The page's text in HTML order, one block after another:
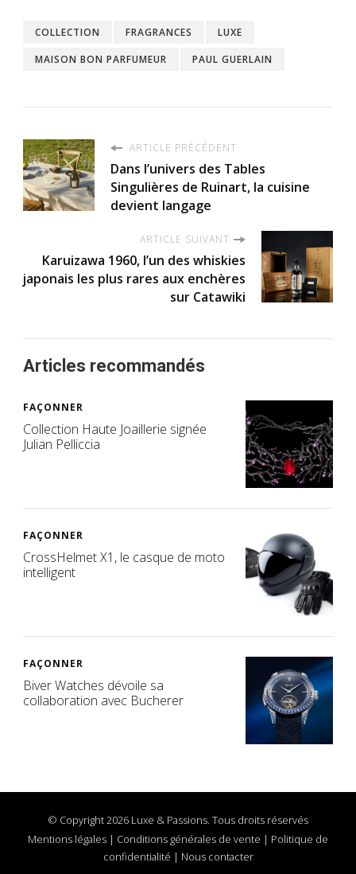
COLLECTION FRAGRANCES
LUXE
MAISON BON PARFUMEUR
PAUL GUERLAIN
ARTICLE PRÉCÉDENT
Dans l’univers des Tables
Singulières de Ruinart, la cuisine
devient langage
ARTICLE SUIVANT
Karuizawa 1960, l’un des whiskies
japonais les plus rares aux enchères
sur Catawiki
Articles recommandés
FAÇONNER
Collection Haute Joaillerie signée
Julian Pelliccia
FAÇONNER
CrossHelmet X1, le casque de moto
intelligent
FAÇONNER
Biver Watches dévoile sa
collaboration avec Bucherer
© Copyright 2026 Luxe & Passions. Tous droits réservés
Mentions légales | Conditions générales de vente | Politique de
confidentialité | Nous contacter